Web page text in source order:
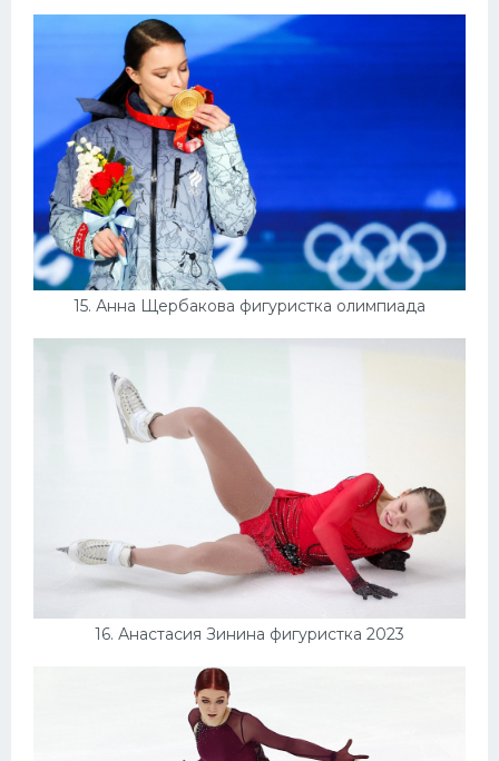
15. Анна Щербакова фигуристка олимпиада
16. Анастасия Зинина фигуристка 2023